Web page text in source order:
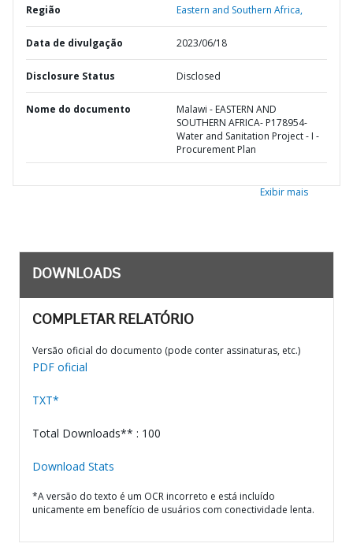
Região Eastern and Southern Africa,
Data de divulgação 2023/06/18
Disclosure Status Disclosed
Nome do documento
Malawi - EASTERN AND
SOUTHERN AFRICA- P178954-
Water and Sanitation Project - I -
Procurement Plan
Exibir mais
DOWNLOADS
COMPLETAR RELATÓRIO
Versão oficial do documento (pode conter assinaturas, etc.)
PDF oficial
TXT*
Total Downloads** : 100
Download Stats
*A versão do texto é um OCR incorreto e está incluído
unicamente em benefício de usuários com conectividade lenta.